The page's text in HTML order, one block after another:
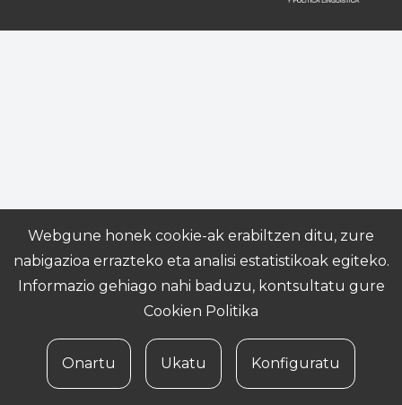
Webgune honek cookie-ak erabiltzen ditu, zure
nabigazioa errazteko eta analisi estatistikoak egiteko.
Informazio gehiago nahi baduzu, kontsultatu gure
Cookien Politika
Onartu Ukatu Konfiguratu